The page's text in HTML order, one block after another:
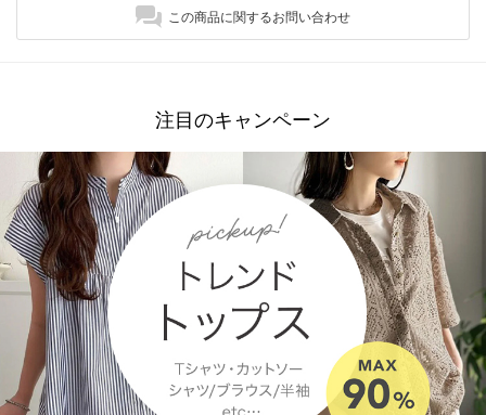
この商品に関するお問い合わせ
注目のキャンペーン